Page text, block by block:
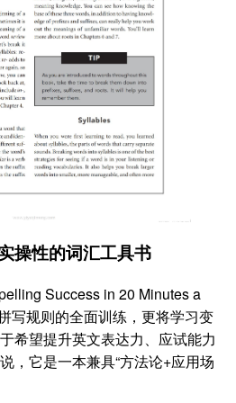
操性的词汇工具书
Success in 20 Minutes a
写规则的全面训练，更将学习变
希望提升英文表达力、应试能力
，它是一本兼具“方法论+应用场